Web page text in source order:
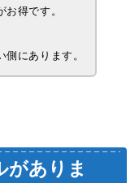
得です。
にあります。
がありま